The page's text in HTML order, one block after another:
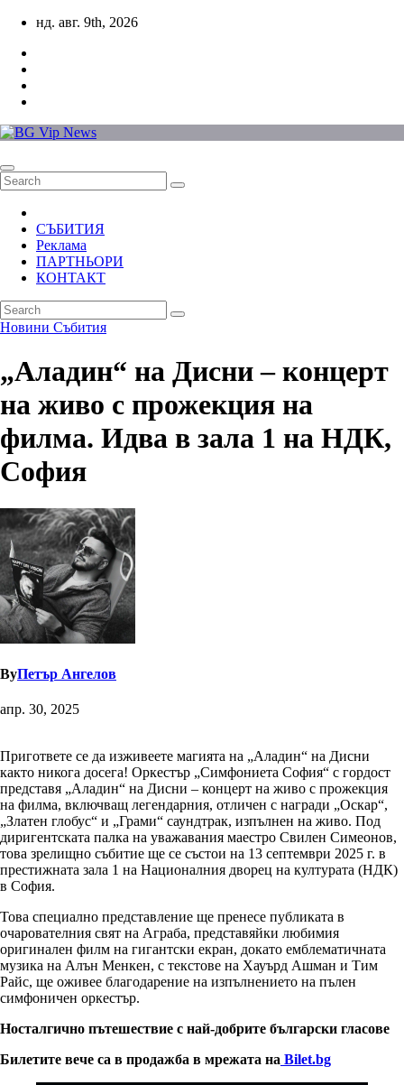
Skip
content
нд. авг. 9th, 2026
СЪБИТИЯ
Реклама
ПАРТНЬОРИ
КОНТАКТ
Новини Събития
„Аладин“ на Дисни – концерт
на живо с прожекция на
филма. Идва в зала 1 на НДК,
София
ByПетър Ангелов
апр. 30, 2025
Пригответе се да изживеете магията на „Аладин“ на Дисни
както никога досега! Оркестър „Симфониета София“ с гордост
представя „Аладин“ на Дисни – концерт на живо с прожекция
на филма, включващ легендарния, отличен с награди „Оскар“,
„Златен глобус“ и „Грами“ саундтрак, изпълнен на живо. Под
диригентската палка на уважавания маестро Свилен Симеонов,
това зрелищно събитие ще се състои на 13 септември 2025 г. в
престижната зала 1 на Националния дворец на културата (НДК)
в София.
Това специално представление ще пренесе публиката в
очарователния свят на Аграба, представяйки любимия
оригинален филм на гигантски екран, докато емблематичната
музика на Алън Менкен, с текстове на Хауърд Ашман и Тим
Райс, ще оживее благодарение на изпълнението на пълен
симфоничен оркестър.
Носталгично пътешествие с най-добрите български гласове
Билетите вече са в продажба в мрежата на Bilet.bg